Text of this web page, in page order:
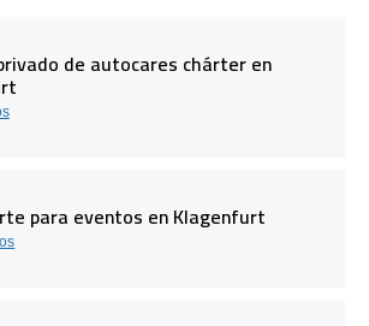
de autocares chárter en
para eventos en Klagenfurt